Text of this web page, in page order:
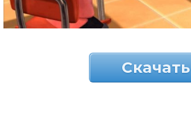
Скачать